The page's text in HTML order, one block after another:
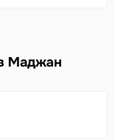
Маджан